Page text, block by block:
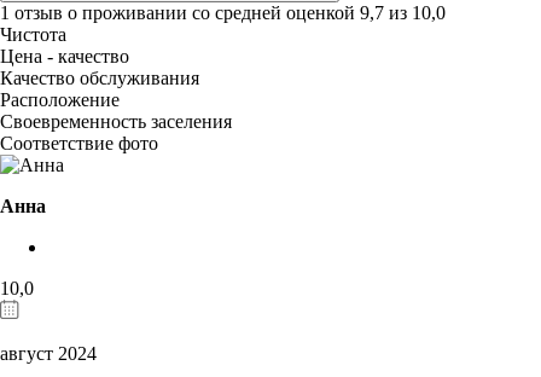
1 отзыв о проживании со средней оценкой 9,7 из 10,0
Чистота
Цена - качество
Качество обслуживания
Расположение
Своевременность заселения
Соответствие фото
Анна
10,0
август 2024